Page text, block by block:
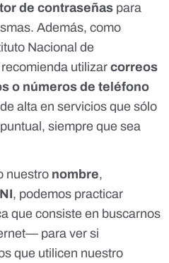
de contraseñas para
. Además, como
Nacional de
utilizar correos
o números de teléfono
alta en servicios que sólo
siempre que sea
nuestro nombre,
, podemos practicar
que consiste en buscarnos
para ver si
que utilicen nuestro